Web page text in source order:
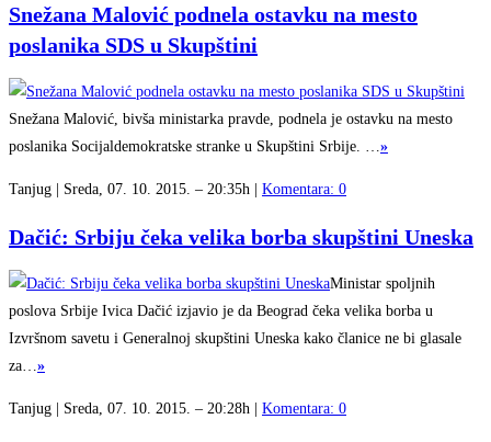
Snežana Malović podnela ostavku na mesto
poslanika SDS u Skupštini
Snežana Malović, bivša ministarka pravde, podnela je ostavku na mesto
poslanika Socijaldemokratske stranke u Skupštini Srbije. …»
Tanjug | Sreda, 07. 10. 2015. – 20:35h | Komentara: 0
Dačić: Srbiju čeka velika borba skupštini Uneska
Ministar spoljnih
poslova Srbije Ivica Dačić izjavio je da Beograd čeka velika borba u
Izvršnom savetu i Generalnoj skupštini Uneska kako članice ne bi glasale
za…»
Tanjug | Sreda, 07. 10. 2015. – 20:28h | Komentara: 0